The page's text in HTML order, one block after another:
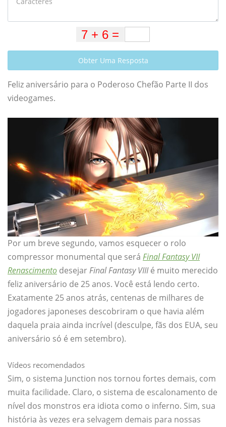
Obter Uma Resposta
Feliz aniversário para o Poderoso Chefão Parte II dos
videogames.
Por um breve segundo, vamos esquecer o rolo
compressor monumental que será Final Fantasy VII
Renascimento desejarFinal Fantasy VIIIé muito merecido
feliz aniversário de 25 anos. Você está lendo certo.
Exatamente 25 anos atrás, centenas de milhares de
jogadores japoneses descobriram o que havia além
daquela praia ainda incrível (desculpe, fãs dos EUA, seu
aniversário só é em setembro).
Vídeos recomendados
Sim, o sistema Junction nos tornou fortes demais, com
muita facilidade. Claro, o sistema de escalonamento de
nível dos monstros era idiota como o inferno. Sim, sua
história às vezes era selvagem demais para nossas